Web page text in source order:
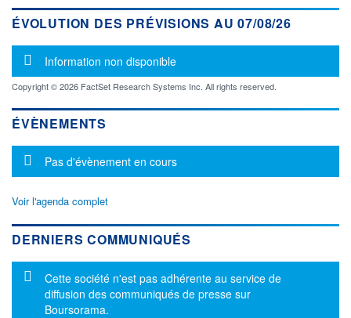
ÉVOLUTION DES PRÉVISIONS AU 07/08/26
Message d'information
Information non disponible
Copyright © 2026 FactSet Research Systems Inc. All rights reserved.
ÉVÈNEMENTS
Message d'information
Pas d'évènement en cours
Voir l'agenda complet
DERNIERS COMMUNIQUÉS
Message d'information
Cette société n'est pas adhérente au service de
diffusion des communiqués de presse sur
Boursorama.